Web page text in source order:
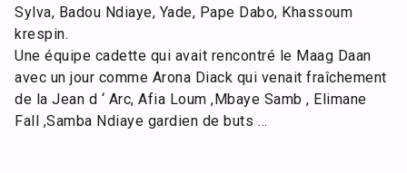
Sylva, Badou Ndiaye, Yade, Pape Dabo, Khassoum
krespin.
Une équipe cadette qui avait rencontré le Maag Daan
avec un jour comme Arona Diack qui venait fraîchement
de la Jean d ‘ Arc, Afia Loum ,Mbaye Samb , Elimane
Fall ,Samba Ndiaye gardien de buts …